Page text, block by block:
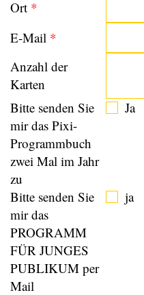
Ort *
E-Mail *
Anzahl der
Karten
Bitte senden Sie
mir das Pixi-
Programmbuch
zwei Mal im Jahr
zu
Ja
Bitte senden Sie
mir das
PROGRAMM
FÜR JUNGES
PUBLIKUM per
Mail
ja